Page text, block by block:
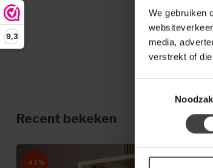
We gebruiken
media,
verstrekt of
9,3
Recent bekeken
-43%